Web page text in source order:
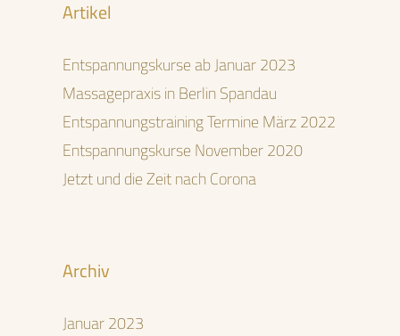
Artikel
Entspannungskurse ab Januar 2023
Massagepraxis in Berlin Spandau
Entspannungstraining Termine März 2022
Entspannungskurse November 2020
Jetzt und die Zeit nach Corona
Archiv
Januar 2023